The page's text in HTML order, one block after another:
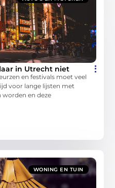
in Utrecht niet
en festivals moet veel
voor lange lijsten met
en deze
WONING EN TUIN